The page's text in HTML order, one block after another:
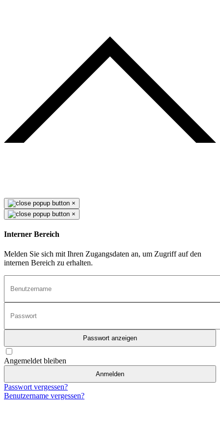
×
×
Interner Bereich
Melden Sie sich mit Ihren Zugangsdaten an, um Zugriff auf den
internen Bereich zu erhalten.
Passwort anzeigen
Angemeldet bleiben
Anmelden
Passwort vergessen?
Benutzername vergessen?